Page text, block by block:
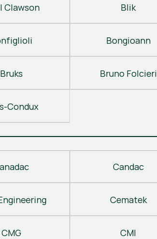
Clawson Blik
Bongioann
Bruks Bruno Folcieri
Condux
Candac
Cematek
CMG CMI